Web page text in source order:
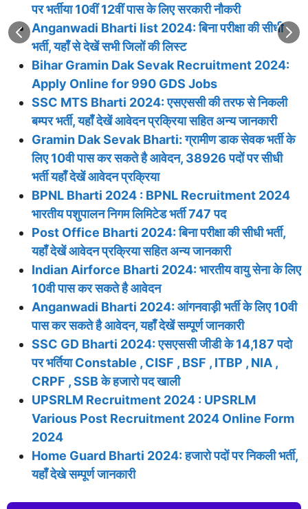
पर भर्तीया 10वीं 12वीं पास के लिए सरकारी नौकरी
Anganwadi Bharti list 2024: बिना परीक्षा की सीधी
भर्ती, यहाँ से देखें सभी जिलों की लिस्ट
Bihar Gramin Dak Sevak Recruitment 2024:
Apply Online for 990 GDS Jobs
SSC MTS Bharti 2024: एसएससी की तरफ से निकली
बम्पर भर्ती, यहाँ देखें आवेदन प्रक्रिया सहित अन्य जानकारी
Gramin Dak Sevak Bharti: ग्रामीण डाक सेवक भर्ती के
लिए 10वी पास कर सकते है आवेदन, 38926 पदों पर सीधी
भर्ती यहाँ देखें आवेदन प्रक्रिया
BPNL Bharti 2024 : BPNL Recruitment 2024
भारतीय पशुपालन निगम लिमिटेड भर्ती 747 पद
Post Office Bharti 2024: बिना परीक्षा की सीधी भर्ती,
यहाँ देखें आवेदन प्रक्रिया सहित अन्य जानकारी
Indian Airforce Bharti 2024: भारतीय वायु सेना के लिए
10वी पास कर सकते है आवेदन
Anganwadi Bharti 2024: आंगनवाड़ी भर्ती के लिए 10वी
पास कर सकते है आवेदन, यहाँ देखें सम्पूर्ण जानकारी
SSC GD Bharti 2024: एसएससी जीडी के 14,187 पदो
पर भर्तिया Constable , CISF , BSF , ITBP , NIA ,
CRPF , SSB के हजारो पद खाली
UPSRLM Recruitment 2024 : UPSRLM
Various Post Recruitment 2024 Online Form
2024
Home Guard Bharti 2024: हजारो पदों पर निकली भर्ती,
यहाँ देखे सम्पूर्ण जानकारी